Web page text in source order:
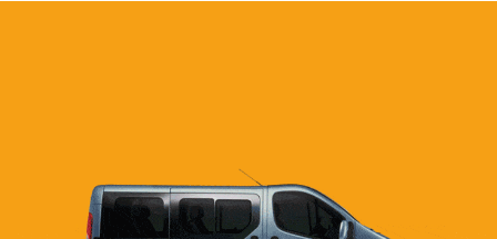
CHIAMAMI!
Hai bisogno di aiuto?